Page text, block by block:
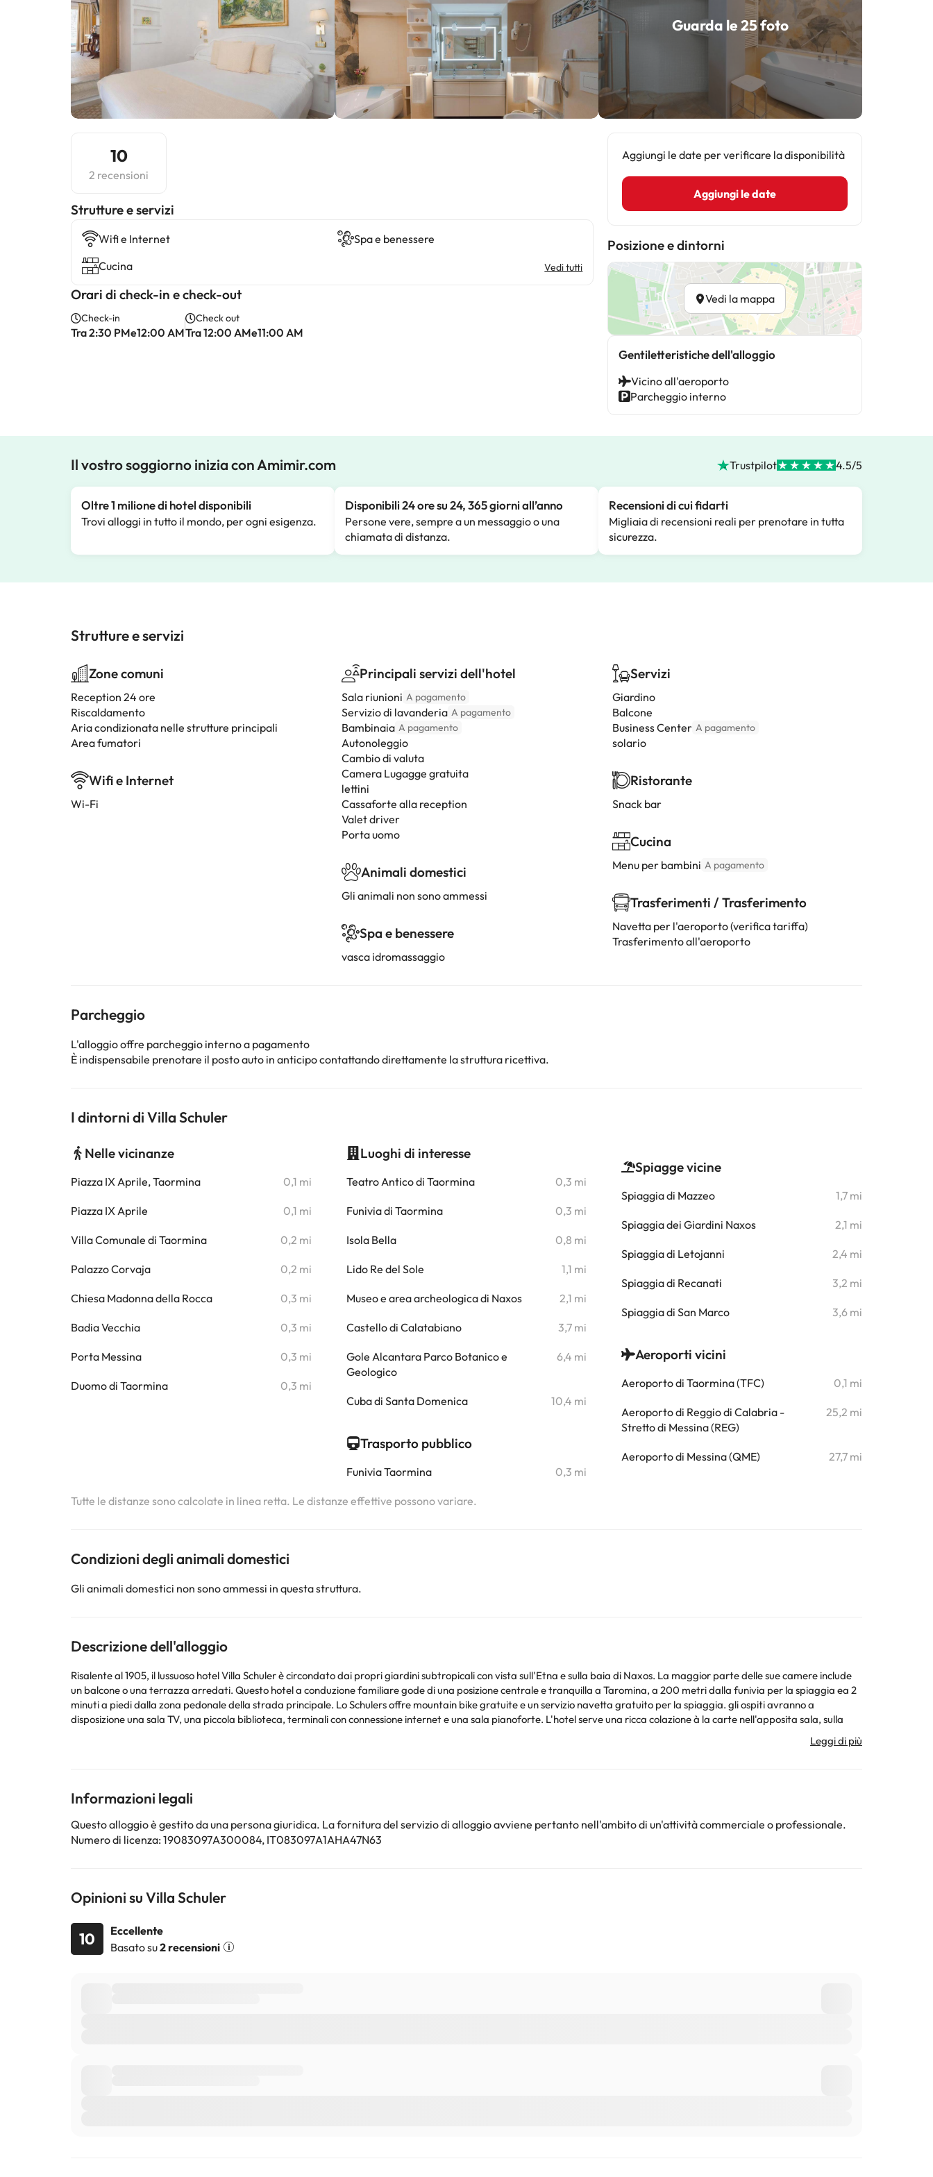
Guarda le 25 foto
10
2 recensioni
​Strutture e servizi
Wifi e Internet
Spa e benessere
Cucina
Vedi tutti
Orari di check-in e check-out
Check-in
Tra 2:30 PMe12:00 AM
Check out
Tra 12:00 AMe11:00 AM
Aggiungi le date per verificare la disponibilità
Aggiungi le date
Posizione e dintorni
Vedi la mappa
Gentiletteristiche dell'alloggio
Vicino all'aeroporto
Parcheggio interno
Il vostro soggiorno inizia con Amimir.com Trustpilot 4.5/5
Oltre 1 milione di hotel disponibili
Trovi alloggi in tutto il mondo, per ogni esigenza.
Disponibili 24 ore su 24, 365 giorni all’anno
Persone vere, sempre a un messaggio o una
chiamata di distanza.
Recensioni di cui fidarti
Migliaia di recensioni reali per prenotare in tutta
sicurezza.
Strutture e servizi
Zone comuni
Reception 24 ore
Riscaldamento
Aria condizionata nelle strutture principali
Area fumatori
Wifi e Internet
Wi-Fi
Principali servizi dell'hotel
Sala riunioni A pagamento
Servizio di lavanderia A pagamento
Bambinaia A pagamento
Autonoleggio
Cambio di valuta
Camera Lugagge gratuita
lettini
Cassaforte alla reception
Valet driver
Porta uomo
Animali domestici
Gli animali non sono ammessi
Spa e benessere
vasca idromassaggio
Servizi
Giardino
Balcone
Business Center A pagamento
solario
Ristorante
Snack bar
Cucina
Menu per bambini A pagamento
Trasferimenti / Trasferimento
Navetta per l'aeroporto (verifica tariffa)
Trasferimento all'aeroporto
Parcheggio
L'alloggio offre parcheggio interno a pagamento
È indispensabile prenotare il posto auto in anticipo contattando direttamente la struttura ricettiva.
I dintorni di Villa Schuler
Nelle vicinanze
Piazza IX Aprile, Taormina 0,1 mi
Piazza IX Aprile 0,1 mi
Villa Comunale di Taormina 0,2 mi
Palazzo Corvaja 0,2 mi
Chiesa Madonna della Rocca 0,3 mi
Badia Vecchia 0,3 mi
Porta Messina 0,3 mi
Duomo di Taormina 0,3 mi
Luoghi di interesse
Teatro Antico di Taormina 0,3 mi
Funivia di Taormina 0,3 mi
Isola Bella 0,8 mi
Lido Re del Sole 1,1 mi
Museo e area archeologica di Naxos 2,1 mi
Castello di Calatabiano 3,7 mi
Gole Alcantara Parco Botanico e
Geologico
6,4 mi
Cuba di Santa Domenica 10,4 mi
Trasporto pubblico
Funivia Taormina 0,3 mi
Spiagge vicine
Spiaggia di Mazzeo 1,7 mi
Spiaggia dei Giardini Naxos 2,1 mi
Spiaggia di Letojanni 2,4 mi
Spiaggia di Recanati 3,2 mi
Spiaggia di San Marco 3,6 mi
Aeroporti vicini
Aeroporto di Taormina (TFC) 0,1 mi
Aeroporto di Reggio di Calabria -
Stretto di Messina (REG)
25,2 mi
Aeroporto di Messina (QME) 27,7 mi
Tutte le distanze sono calcolate in linea retta. Le distanze effettive possono variare.
Condizioni degli animali domestici
Gli animali domestici non sono ammessi in questa struttura.
Descrizione dell'alloggio
Risalente al 1905, il lussuoso hotel Villa Schuler è circondato dai propri giardini subtropicali con vista sull'Etna e sulla baia di Naxos. La maggior parte delle sue camere include
un balcone o una terrazza arredati. Questo hotel a conduzione familiare gode di una posizione centrale e tranquilla a Taromina, a 200 metri dalla funivia per la spiaggia ea 2
minuti a piedi dalla zona pedonale della strada principale. Lo Schulers offre mountain bike gratuite e un servizio navetta gratuito per la spiaggia. gli ospiti avranno a
disposizione una sala TV, una piccola biblioteca, terminali con connessione internet e una sala pianoforte. L'hotel serve una ricca colazione à la carte nell'apposita sala, sulla
proprio servizio di ristorazione in base alle esigenze. Queste informazioni sono soggette a modifiche da parte della struttura ricettiva.
Alcuni dei servizi indicati potrebbero essere a pagamento. Puoi consultare le relative tariffe direttamente presso la struttura. Tutte le informazioni presenti in questa pagina
sono soggette a modifiche da parte della struttura. Se hai dubbi, contattaci.
Informazioni legali
Questo alloggio è gestito da una persona giuridica. La fornitura del servizio di alloggio avviene pertanto nell'ambito di un'attività commerciale o professionale.
Numero di licenza: 19083097A300084, IT083097A1AHA47N63
Opinioni su Villa Schuler
10
Eccellente
Basato su2 recensioni